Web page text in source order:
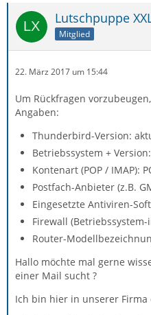
Lutschpuppe
Mitglied
22. März 2017 um 15:44
Um Rückfragen
Angaben:
Thunderbird-Version:
Betriebssystem +
Kontenart (POP / IMAP):
Postfach-Anbieter (z.B.
Eingesetzte Antiviren-
Firewall
Router-
Hallo möchte mal gerne
einer Mail sucht ?
Ich bin hier in unserer